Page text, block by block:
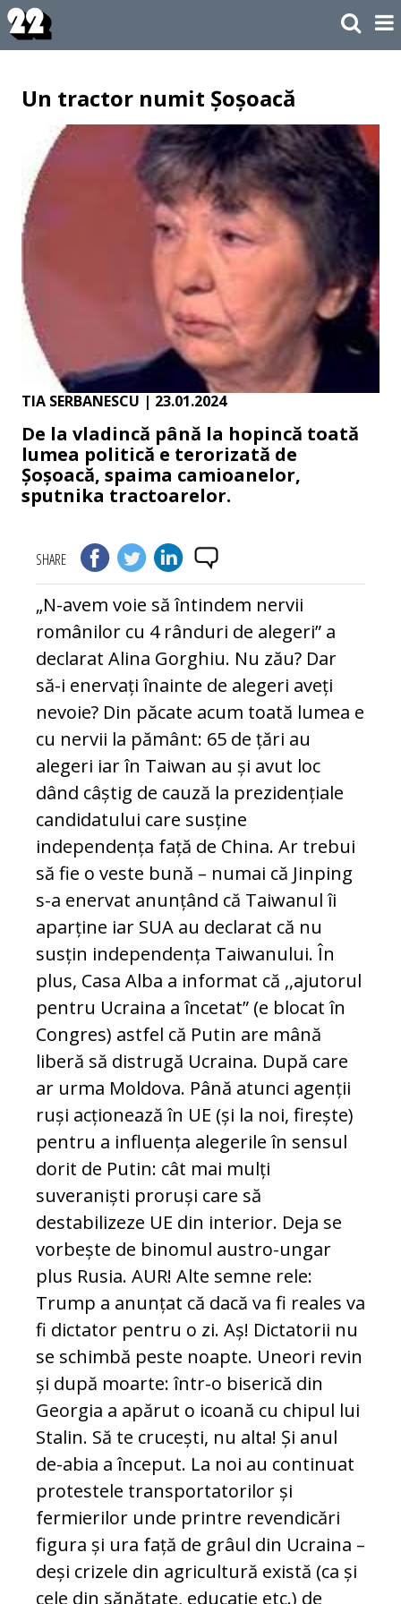
Un tractor numit Șoșoacă
TIA SERBANESCU | 23.01.2024
De la vladincă până la hopincă toată
lumea politică e terorizată de
Șoșoacă, spaima camioanelor,
sputnika tractoarelor.
SHARE
„N-avem voie să întindem nervii
românilor cu 4 rânduri de alegeri” a
declarat Alina Gorghiu. Nu zău? Dar
să-i enervați înainte de alegeri aveți
nevoie? Din păcate acum toată lumea e
cu nervii la pământ: 65 de țări au
alegeri iar în Taiwan au și avut loc
dând câștig de cauză la prezidențiale
candidatului care susține
independența față de China. Ar trebui
să fie o veste bună – numai că Jinping
s-a enervat anunțând că Taiwanul îi
aparține iar SUA au declarat că nu
susțin independența Taiwanului. În
plus, Casa Alba a informat că ,,ajutorul
pentru Ucraina a încetat” (e blocat în
Congres) astfel că Putin are mână
liberă să distrugă Ucraina. După care
ar urma Moldova. Până atunci agenții
ruși acționează în UE (și la noi, firește)
pentru a influența alegerile în sensul
dorit de Putin: cât mai mulți
suveraniști proruși care să
destabilizeze UE din interior. Deja se
vorbește de binomul austro-ungar
plus Rusia. AUR! Alte semne rele:
Trump a anunțat că dacă va fi reales va
fi dictator pentru o zi. Aș! Dictatorii nu
se schimbă peste noapte. Uneori revin
și după moarte: într-o biserică din
Georgia a apărut o icoană cu chipul lui
Stalin. Să te crucești, nu alta! Și anul
de-abia a început. La noi au continuat
protestele transportatorilor și
fermierilor unde printre revendicări
figura și ura față de grâul din Ucraina –
deși crizele din agricultură există (ca și
cele din sănătate, educație etc.) de